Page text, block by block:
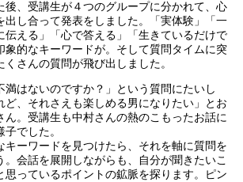
後、受講生が４つのグループに分かれて、心
出し合って発表をしました。「実体験」「一
伝える」「心で答える」「生きているだけで
象的なキーワードが。そして質問タイムに突
さんの質問が飛び出しました。
満はないのですか？」という質問にたいし
ど、それさえも楽しめる男になりたい」とお
ん。受講生も中村さんの熱のこもったお話に
でした。
キーワードを見つけたら、それを軸に質問を
。会話を展開しながらも、自分が聞きたいこ
思っているポイントの鉱脈を探ります。ピン